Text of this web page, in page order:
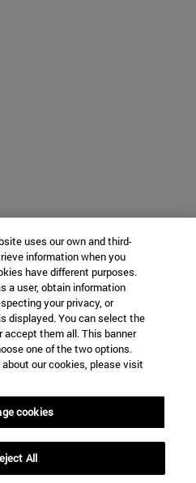
uses our own and third-
information when you
have different purposes.
a user, obtain information
your privacy, or
displayed. You can select the
them all. This banner
one of the two options.
our cookies, please visit
cookies
All